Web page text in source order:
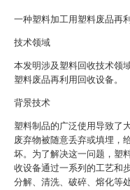
一种塑料加工用塑料废品再
技术领域
本发明涉及塑料回收技术领
塑料废品再利用回收设备。
背景技术
塑料制品的广泛使用导致了
废弃物被随意丢弃或填埋，
坏。为了解决这一问题，塑
收设备通过一系列的工艺和
分解、清洗、破碎、熔化等